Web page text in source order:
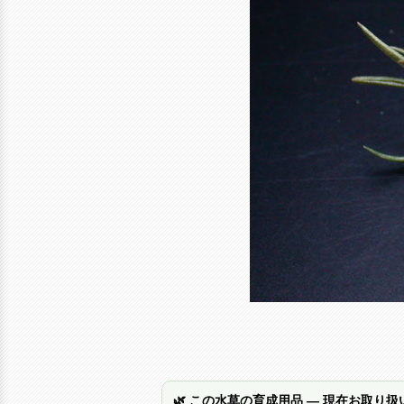
🌿 この水草の育成用品 — 現在お取り扱